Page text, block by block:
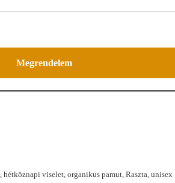
Megrendelem
,hétköznapi viselet ,organikus pamut ,Raszta ,unisex